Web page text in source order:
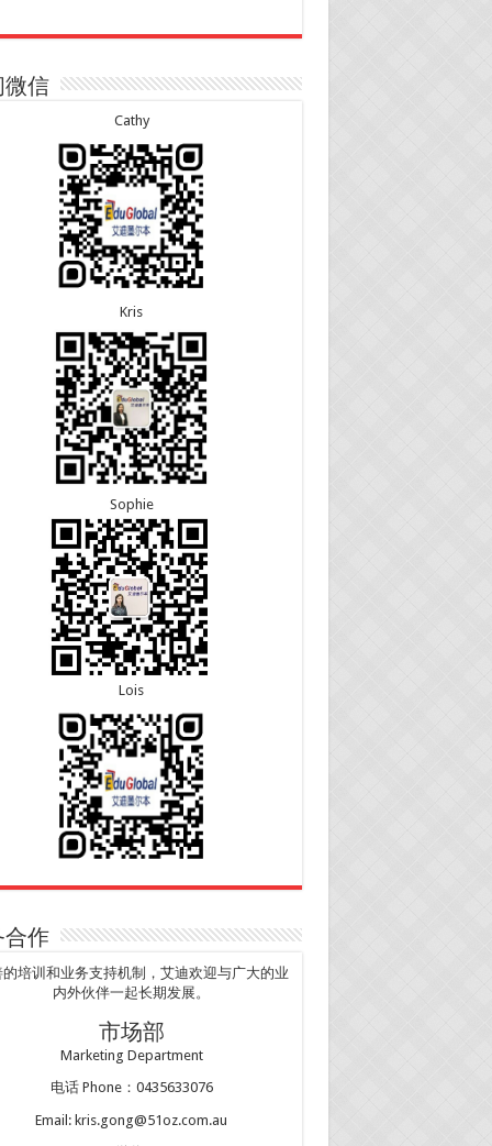
offer！
喜江苏的谢先生600旅游签证顺利下签，三年多
喜江苏的杨女士190技术移民签证顺利下签！
喜黑龙江的刘女士864父母签证顺利下签！
喜天津的陈同学和妈妈590+500学生签证顺利
喜江苏的曹同学500学生签证顺利下签！
喜广东的邓同学500学生签证顺利下签！
喜广东的喻同学500学生签证顺利下签！
喜黑龙江的刘女士600旅游签证顺利下签，三年
喜北京的王先生和孩子600旅游签证顺利下签，
次往返！
微信
Cathy
Kris
Sophie
Lois
合作
培训和业务支持机制，艾迪欢迎与广大的业
内外伙伴一起长期发展。
市场部
Marketing Department
电话 Phone：0435633076
Email: kris.gong@51oz.com.au